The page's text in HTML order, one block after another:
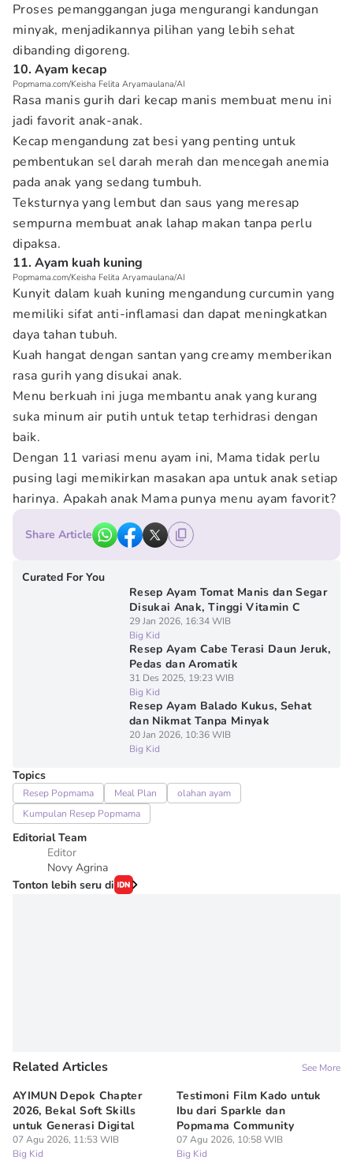
Proses pemanggangan juga mengurangi kandungan
minyak, menjadikannya pilihan yang lebih sehat
dibanding digoreng.
10. Ayam kecap
Popmama.com/Keisha Felita Aryamaulana/AI
Rasa manis gurih dari kecap manis membuat menu ini
jadi favorit anak-anak.
Kecap mengandung zat besi yang penting untuk
pembentukan sel darah merah dan mencegah anemia
pada anak yang sedang tumbuh.
Teksturnya yang lembut dan saus yang meresap
sempurna membuat anak lahap makan tanpa perlu
dipaksa.
11. Ayam kuah kuning
Popmama.com/Keisha Felita Aryamaulana/AI
Kunyit dalam kuah kuning mengandung curcumin yang
memiliki sifat anti-inflamasi dan dapat meningkatkan
daya tahan tubuh.
Kuah hangat dengan santan yang creamy memberikan
rasa gurih yang disukai anak.
Menu berkuah ini juga membantu anak yang kurang
suka minum air putih untuk tetap terhidrasi dengan
baik.
Dengan 11 variasi menu ayam ini, Mama tidak perlu
pusing lagi memikirkan masakan apa untuk anak setiap
harinya. Apakah anak Mama punya menu ayam favorit?
Share Article
Curated For You
Resep Ayam Tomat Manis dan Segar
Disukai Anak, Tinggi Vitamin C
29 Jan 2026, 16:34 WIB
Big Kid
Resep Ayam Cabe Terasi Daun Jeruk,
Pedas dan Aromatik
31 Des 2025, 19:23 WIB
Big Kid
Resep Ayam Balado Kukus, Sehat
dan Nikmat Tanpa Minyak
20 Jan 2026, 10:36 WIB
Big Kid
Topics
Resep Popmama Meal Plan
olahan ayam
Kumpulan Resep Popmama
Editorial Team
Editor
Novy Agrina
Tonton lebih seru di
Related Articles See More
AYIMUN Depok Chapter
2026, Bekal Soft Skills
untuk Generasi Digital
07 Agu 2026, 11:53 WIB
Big Kid
Testimoni Film Kado untuk
Ibu dari Sparkle dan
Popmama Community
07 Agu 2026, 10:58 WIB
Big Kid